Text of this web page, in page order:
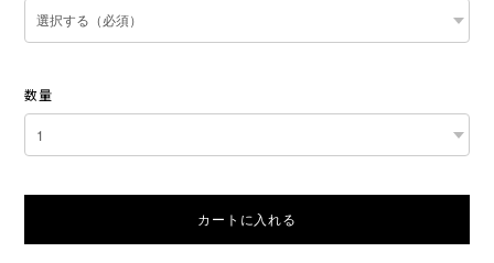
数量
カートに入れる